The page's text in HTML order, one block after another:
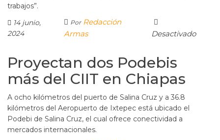
trabajos”.
14 junio,
2024
Por Redacción
Armas
Desactivado
Proyectan dos Podebis
más del CIIT en Chiapas
A ocho kilómetros del puerto de Salina Cruz y a 36.8
kilómetros del Aeropuerto de Ixtepec está ubicado el
Podebi de Salina Cruz, el cual ofrece conectividad a
mercados internacionales.